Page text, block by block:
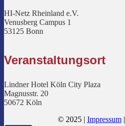
HI-Netz Rheinland e.V.
Venusberg Campus 1
53125 Bonn
Veranstaltungsort
Lindner Hotel Köln City Plaza
Magnusstr. 20
50672 Köln
© 2025 | Impressum|